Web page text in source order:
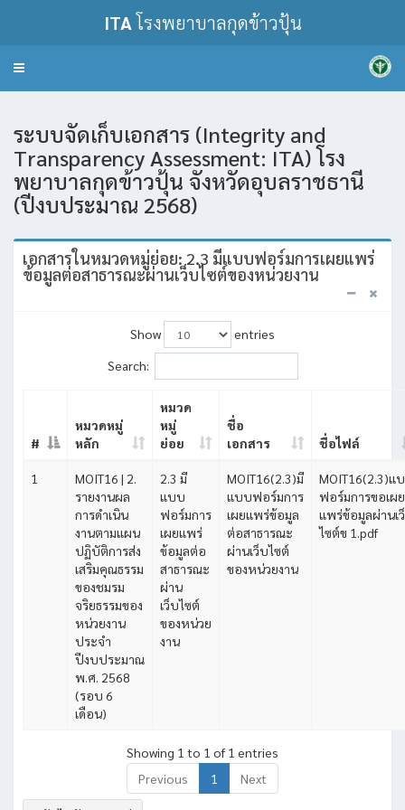
ITAโรงพยาบาลกุดข้าวปุ้น
Toggle
ระบบจัดเก็บเอกสาร (Integrity and
Transparency Assessment: ITA) โรง
พยาบาลกุดข้าวปุ้น จังหวัดอุบลราชธานี
(ปีงบประมาณ 2568)
เอกสารในหมวดหมู่ย่อย: 2.3 มีแบบฟอร์มการเผยแพร่
ข้อมูลต่อสาธารณะผ่านเว็บไซต์ของหน่วยงาน
Show
entries
Search:
#
หมวดหมู่
หลัก
หมวด
หมู่
ย่อย
ชื่อ
เอกสาร
ชื่อไฟล์
1
MOIT16 | 2.
รายงานผล
การดำเนิน
งานตามแผน
ปฏิบัติการส่ง
เสริมคุณธรรม
ของชมรม
จริยธรรมของ
หน่วยงาน
ประจำ
ปีงบประมาณ
พ.ศ. 2568
(รอบ 6
เดือน)
2.3 มี
แบบ
ฟอร์มการ
เผยแพร่
ข้อมูลต่อ
สาธารณะ
ผ่าน
เว็บไซต์
ของหน่วย
งาน
MOIT16(2.3)มี
แบบฟอร์มการ
เผยแพร่ข้อมูล
ต่อสาธารณะ
ผ่านเว็บไซต์
ของหน่วยงาน
MOIT16(2.3)แ
ฟอร์มการขอเผย
แพร่ข้อมูลผ่านเ
ไซต์ข 1.pdf
Showing 1 to 1 of 1 entries
Previous
1 Next